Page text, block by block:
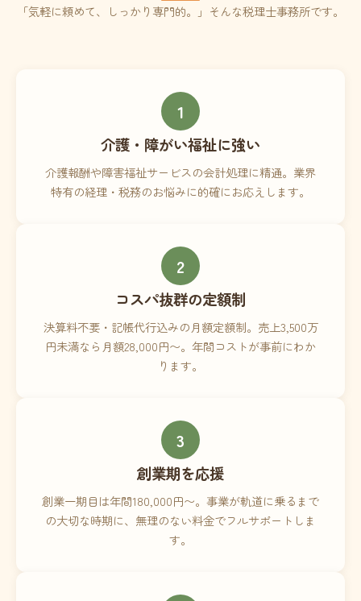
「気軽に頼めて、しっかり専門的。」そんな税理士事務所です。
1
介護・障がい福祉に強い
介護報酬や障害福祉サービスの会計処理に精通。業界
特有の経理・税務のお悩みに的確にお応えします。
2
コスパ抜群の定額制
決算料不要・記帳代行込みの月額定額制。売上3,500万
円未満なら月額28,000円〜。年間コストが事前にわか
ります。
3
創業期を応援
創業一期目は年間180,000円〜。事業が軌道に乗るまで
の大切な時期に、無理のない料金でフルサポートしま
す。